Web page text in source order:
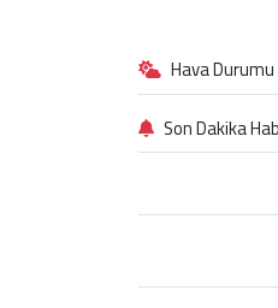
Hava Durumu
Son Dakika